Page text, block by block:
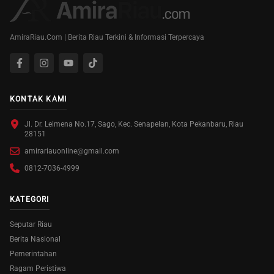
AmiraRiau.Com | Berita Riau Terkini & Informasi Terpercaya
KONTAK KAMI
Jl. Dr. Leimena No.17, Sago, Kec. Senapelan, Kota Pekanbaru, Riau
28151
amirariauonline@gmail.com
0812-7036-4999
KATEGORI
Seputar Riau
Berita Nasional
Pemerintahan
Ragam Peristiwa